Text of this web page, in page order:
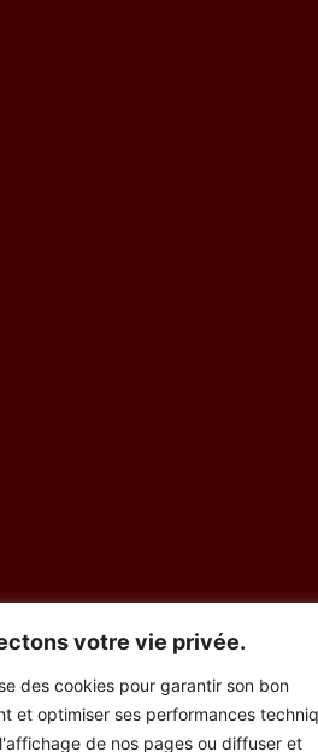
votre vie privée.
des cookies pour garantir son bon
et optimiser ses performances
de nos pages ou diffuser et